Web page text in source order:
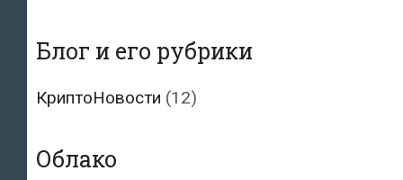
Блог и его рубрики
КриптоНовости (12)
Облако